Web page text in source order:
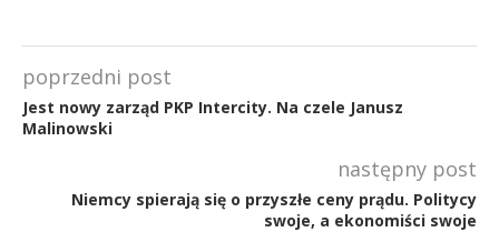
poprzedni post
Jest nowy zarząd PKP Intercity. Na czele Janusz
Malinowski
następny post
Niemcy spierają się o przyszłe ceny prądu. Politycy
swoje, a ekonomiści swoje